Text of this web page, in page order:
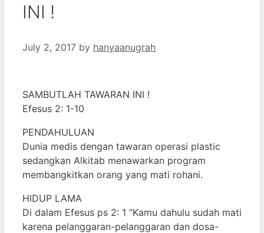
INI !
July 2, 2017 by hanyaanugrah
SAMBUTLAH TAWARAN INI !
Efesus 2: 1-10
PENDAHULUAN
Dunia medis dengan tawaran operasi plastic
sedangkan Alkitab menawarkan program
membangkitkan orang yang mati rohani.
HIDUP LAMA
Di dalam Efesus ps 2: 1 “Kamu dahulu sudah mati
karena pelanggaran-pelanggaran dan dosa-